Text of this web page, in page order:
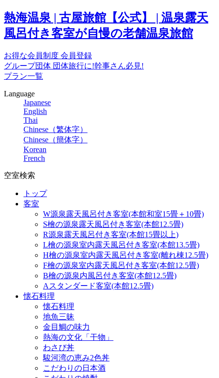
熱海温泉 | 古屋旅館【公式】 | 温泉露天
風呂付き客室が自慢の老舗温泉旅館
お得な会員制度 会員登録
グループ団体 団体旅行に!幹事さん必見!
プラン一覧
Language
Japanese
English
Thai
Chinese（繁体字）
Chinese（簡体字）
Korean
French
空室検索
トップ
客室
W源泉露天風呂付き客室(本館和室15畳＋10畳)
S檜の源泉露天風呂付き客室(本館12.5畳)
R源泉露天風呂付き客室(本館15畳以上)
L檜の源泉室内露天風呂付き客室(本館13.5畳)
H檜の源泉室内露天風呂付き客室(離れ棟12.5畳)
F檜の源泉室内露天風呂付き客室(本館12.5畳)
B檜の源泉内風呂付き客室(本館12.5畳)
Aスタンダード客室(本館12.5畳)
懐石料理
懐石料理
地魚三昧
金目鯛の味力
熱海の文化「干物」
わさび丼
駿河湾の恵み2色丼
こだわりの日本酒